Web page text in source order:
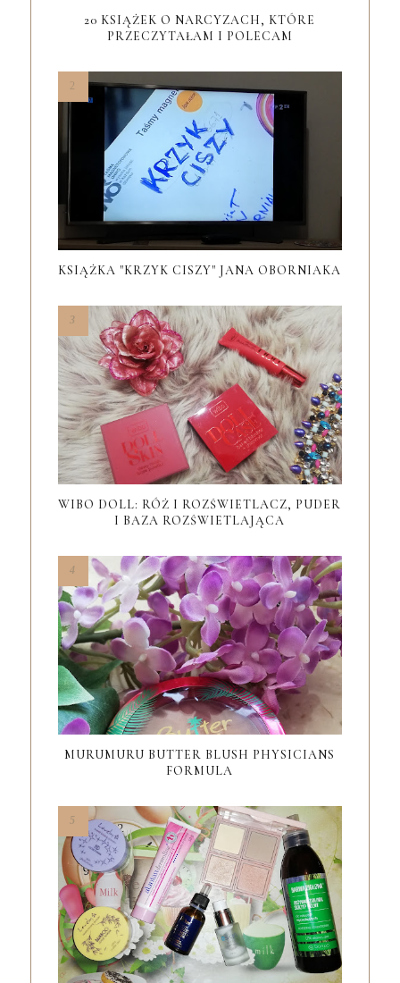
20 KSIĄŻEK O NARCYZACH, KTÓRE
PRZECZYTAŁAM I POLECAM
KSIĄŻKA "KRZYK CISZY" JANA OBORNIAKA
WIBO DOLL: RÓŻ I ROZŚWIETLACZ, PUDER
I BAZA ROZŚWIETLAJĄCA
MURUMURU BUTTER BLUSH PHYSICIANS
FORMULA